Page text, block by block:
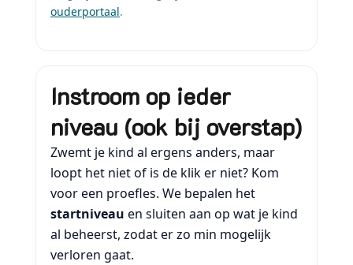
ouderportaal.
Instroom op ieder
niveau (ook bij overstap)
Zwemt je kind al ergens anders, maar
loopt het niet of is de klik er niet? Kom
voor een proefles. We bepalen het
startniveau en sluiten aan op wat je kind
al beheerst, zodat er zo min mogelijk
verloren gaat.